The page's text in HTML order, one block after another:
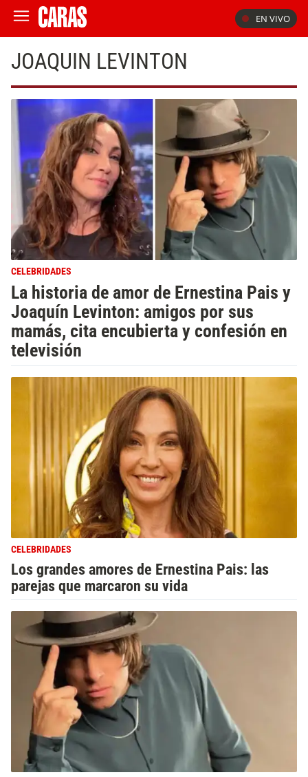
EN VIVO
JOAQUIN LEVINTON
CELEBRIDADES
La historia de amor de Ernestina Pais y
Joaquín Levinton: amigos por sus
mamás, cita encubierta y confesión en
televisión
CELEBRIDADES
Los grandes amores de Ernestina Pais: las
parejas que marcaron su vida